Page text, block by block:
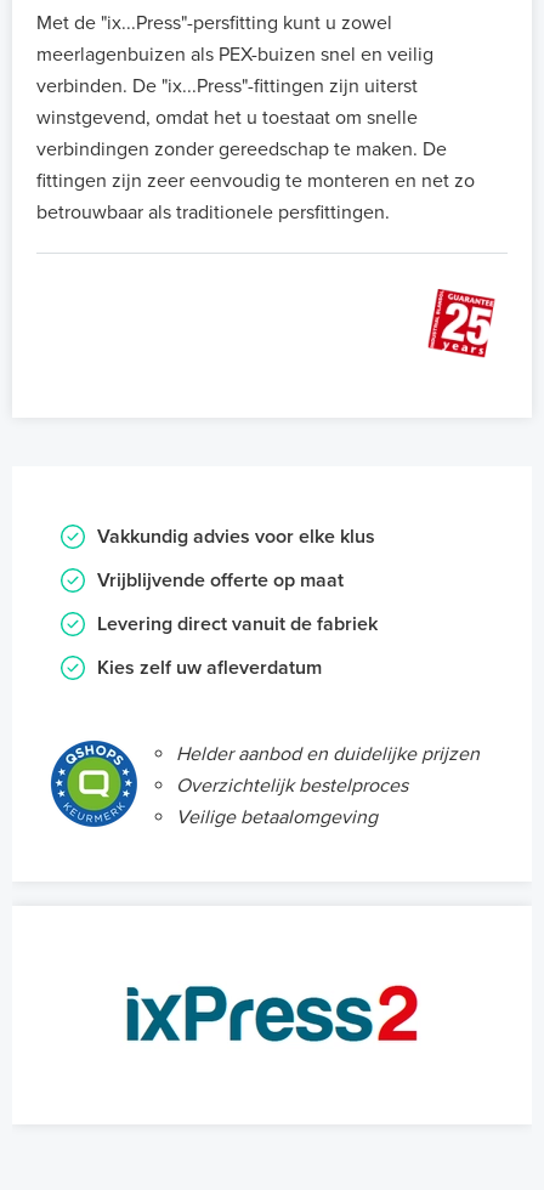
Met de "ix...Press"-persfitting kunt u zowel
meerlagenbuizen als PEX-buizen snel en veilig
verbinden. De "ix...Press"-fittingen zijn uiterst
winstgevend, omdat het u toestaat om snelle
verbindingen zonder gereedschap te maken. De
fittingen zijn zeer eenvoudig te monteren en net zo
betrouwbaar als traditionele persfittingen.
Vakkundig advies voor elke klus
Vrijblijvende offerte op maat
Levering direct vanuit de fabriek
Kies zelf uw afleverdatum
Helder aanbod en duidelijke prijzen
Overzichtelijk bestelproces
Veilige betaalomgeving